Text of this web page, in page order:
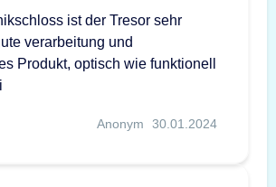
ist der Tresor sehr
verarbeitung und
Produkt, optisch wie funktionell
Anonym 30.01.2024